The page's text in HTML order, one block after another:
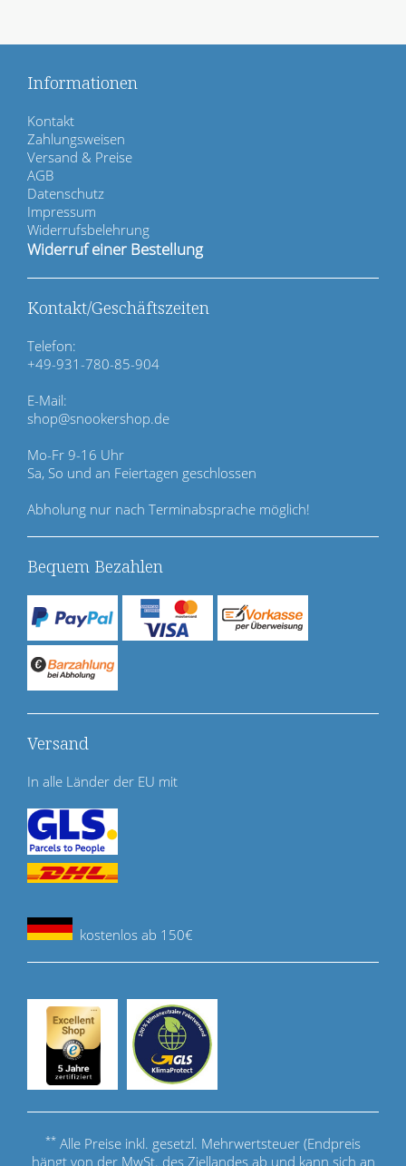
Informationen
N
a
v
i
g
a
t
i
n
ü
b
e
r
s
p
r
i
n
g
e
n
Kontakt
Zahlungsweisen
Versand & Preise
AGB
Datenschutz
Impressum
Widerrufsbelehrung
Widerruf einer Bestellung
Kontakt/Geschäftszeiten
Telefon:
+49-931-780-85-904
E-Mail:
shop@snookershop.de
Mo-Fr 9-16 Uhr
Sa, So und an Feiertagen geschlossen
Abholung nur nach Terminabsprache möglich!
Bequem Bezahlen
Versand
In alle Länder der EU mit
kostenlos ab 150€
** Alle Preise inkl. gesetzl. Mehrwertsteuer (Endpreis
hängt von der MwSt. des Ziellandes ab und kann sich an